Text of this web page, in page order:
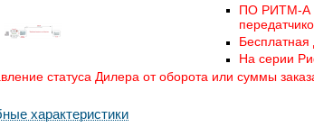
ПО РИТМ-А в
Бесплатная
На серии
статуса Дилера от оборота или суммы
характеристики